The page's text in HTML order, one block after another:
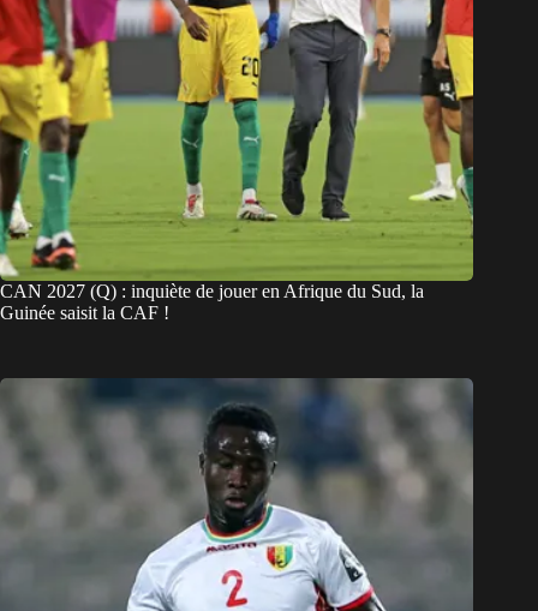
CAN 2027 (Q) : inquiète de jouer en Afrique du Sud, la
Guinée saisit la CAF !